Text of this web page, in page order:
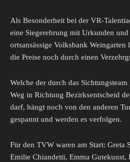
Als Besonderheit bei der VR-
eine Siegerehrung mit Urkunden und
ortsansässige Volksbank Weingarten
die Preise noch durch einen
Welche der durch das
Weg in Richtung Bezirksentscheid
darf, hängt noch von den anderen
gespannt und werden es verfolgen.
Für den TVW waren am Start: Greta
Emilie Chiandetti, Emma Gutekunst,